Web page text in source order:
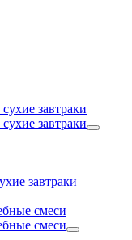
завтраки
завтраки
завтраки
смеси
смеси